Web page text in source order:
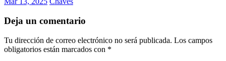
Deja un comentario
Tu dirección de correo electrónico no será publicada. Los campos
obligatorios están marcados con *